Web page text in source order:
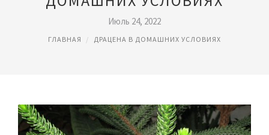
Июль 24, 2022
ГЛАВНАЯ ДРАЦЕНА В ДОМАШНИХ УСЛОВИЯХ